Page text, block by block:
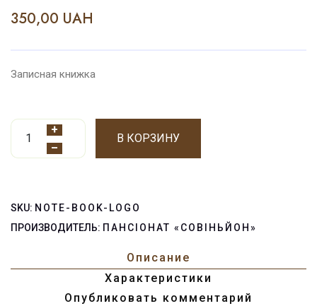
350,00 UAH
Записная книжка
+
–
В КОРЗИНУ
SKU: NOTE-BOOK-LOGO
ПРОИЗВОДИТЕЛЬ: ПАНСІОНАТ «СОВІНЬЙОН»
Описание
Характеристики
Опубликовать комментарий